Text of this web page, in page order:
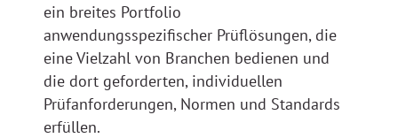
ein breites Portfolio
anwendungsspezifischer Prüflösungen, die
eine Vielzahl von Branchen bedienen und
die dort geforderten, individuellen
Prüfanforderungen, Normen und Standards
erfüllen.